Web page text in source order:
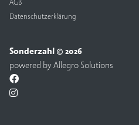
AGB
Datenschutzerklärung
Sonderzahl © 2026
powered byAllegro Solutions